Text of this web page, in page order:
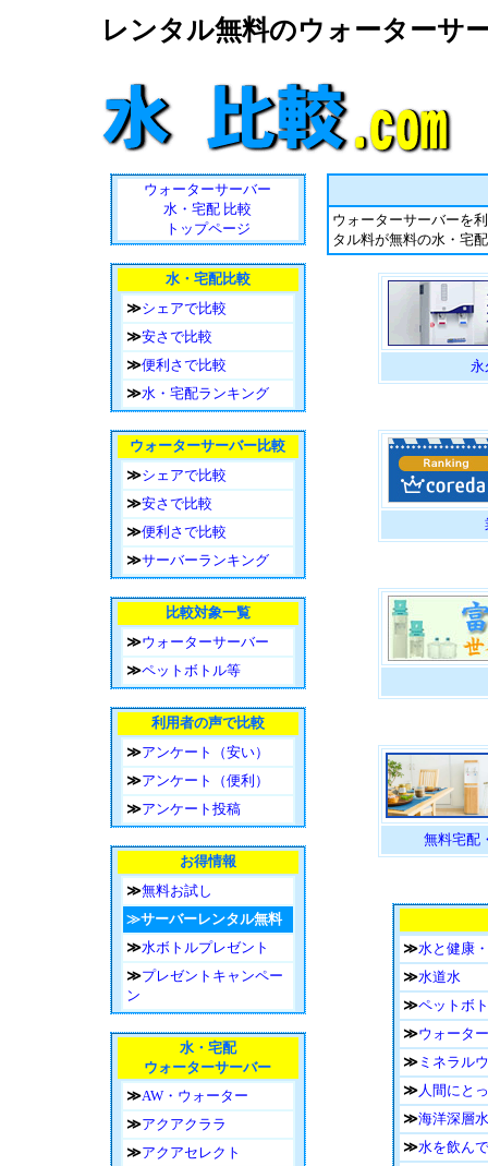
レンタル無料のウォーターサ
ウォーターサーバー
水・宅配 比較
トップページ
水・宅配比較
≫シェアで比較
≫安さで比較
≫便利さで比較
≫水・宅配ランキング
ウォーターサーバー比較
≫シェアで比較
≫安さで比較
≫便利さで比較
≫サーバーランキング
比較対象一覧
≫ウォーターサーバー
≫ペットボトル等
利用者の声で比較
≫アンケート（安い）
≫アンケート（便利）
≫アンケート投稿
お得情報
≫無料お試し
≫サーバーレンタル無料
≫水ボトルプレゼント
≫プレゼントキャンペー
ン
水・宅配
ウォーターサーバー
≫AW・ウォーター
≫アクアクララ
≫アクアセレクト
ウォーターサーバーを
タル料が無料の水・宅
永
無料宅配
≫水と健康
≫水道水
≫ペットボ
≫ウォータ
≫ミネラル
≫人間にと
≫海洋深層
≫水を飲ん